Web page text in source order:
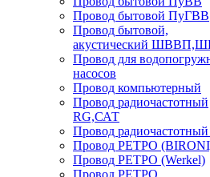
Провод бытовой ПуГВВ
Провод бытовой,
акустический
Провод для
насосов
Провод компьютерный
Провод радиочастотный
RG,САТ
Провод
Провод РЕТРО
Провод РЕТРО (Werkel)